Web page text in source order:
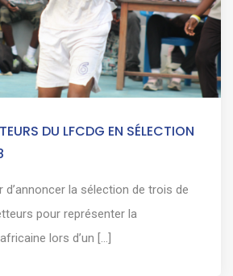
DU LFCDG EN SÉLECTION
d’annoncer la sélection de trois de
pour représenter la
lors d’un [...]